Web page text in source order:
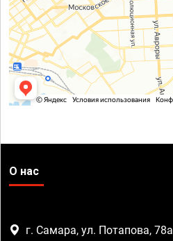
О нас
г. Самара, ул. Потапова, 78а